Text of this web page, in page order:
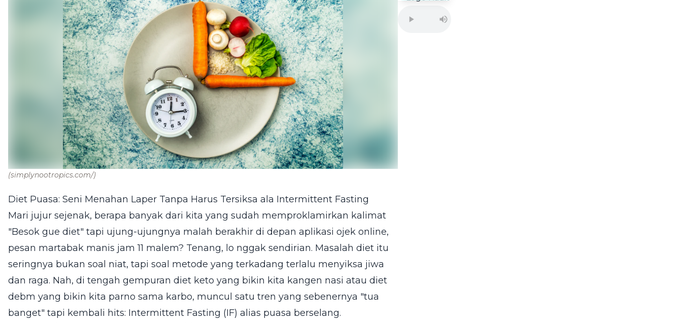
(simplynootropics.com/)
Diet Puasa: Seni Menahan Laper Tanpa Harus Tersiksa ala Intermittent Fasting
Mari jujur sejenak, berapa banyak dari kita yang sudah memproklamirkan kalimat
"Besok gue diet" tapi ujung-ujungnya malah berakhir di depan aplikasi ojek online,
pesan martabak manis jam 11 malem? Tenang, lo nggak sendirian. Masalah diet itu
seringnya bukan soal niat, tapi soal metode yang terkadang terlalu menyiksa jiwa
dan raga. Nah, di tengah gempuran diet keto yang bikin kita kangen nasi atau diet
debm yang bikin kita parno sama karbo, muncul satu tren yang sebenernya "tua
banget" tapi kembali hits: Intermittent Fasting (IF) alias puasa berselang.